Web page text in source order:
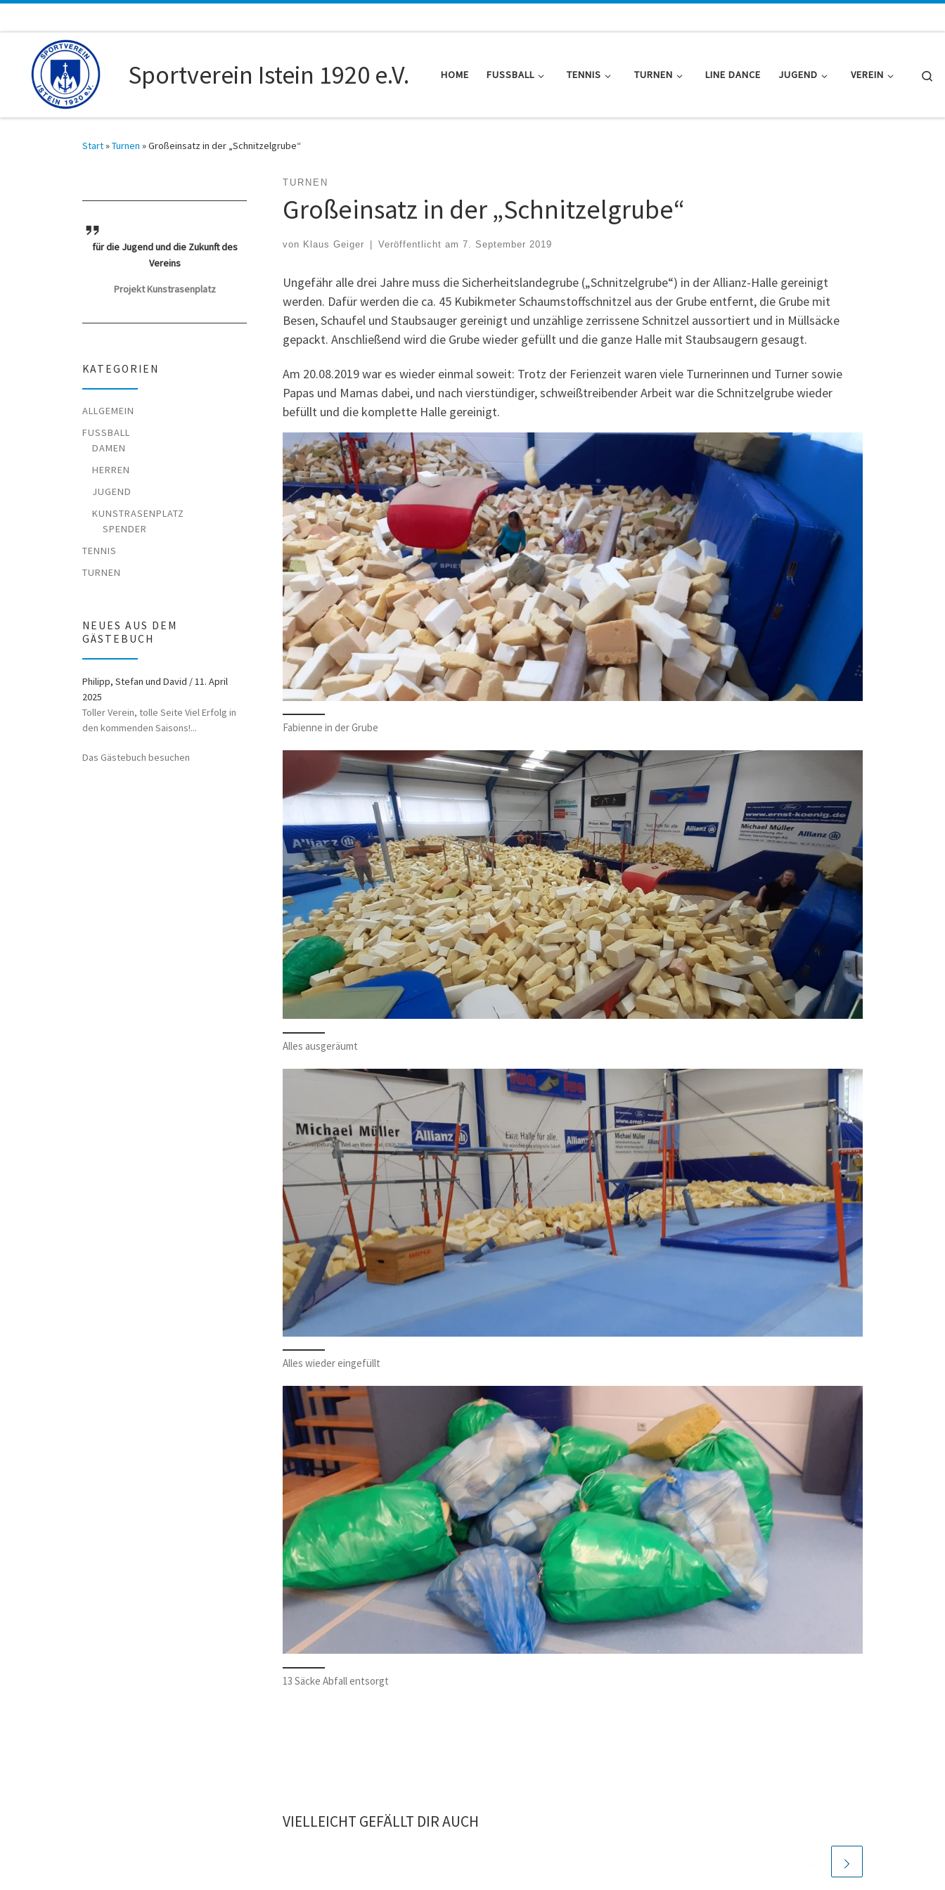
Sportverein Istein 1920 e.V. HOME FUSSBALL TENNIS TURNEN LINE DANCE JUGEND VEREIN
Start»Turnen »Großeinsatz in der „Schnitzelgrube“
TURNEN
Großeinsatz in der „Schnitzelgrube“
von Klaus Geiger Veröffentlicht am 7. September 2019
Ungefähr alle drei Jahre muss die Sicherheitslandegrube („Schnitzelgrube“) in der Allianz-Halle gereinigt
werden. Dafür werden die ca. 45 Kubikmeter Schaumstoffschnitzel aus der Grube entfernt, die Grube mit
Besen, Schaufel und Staubsauger gereinigt und unzählige zerrissene Schnitzel aussortiert und in Müllsäcke
gepackt. Anschließend wird die Grube wieder gefüllt und die ganze Halle mit Staubsaugern gesaugt.
Am 20.08.2019 war es wieder einmal soweit: Trotz der Ferienzeit waren viele Turnerinnen und Turner sowie
Papas und Mamas dabei, und nach vierstündiger, schweißtreibender Arbeit war die Schnitzelgrube wieder
befüllt und die komplette Halle gereinigt.
Fabienne in der Grube
Alles ausgeräumt
Alles wieder eingefüllt
13 Säcke Abfall entsorgt
VIELLEICHT GEFÄLLT DIR AUCH
für die Jugend und die Zukunft des
Vereins
Projekt Kunstrasenplatz
KATEGORIEN
ALLGEMEIN
FUSSBALL
DAMEN
HERREN
JUGEND
KUNSTRASENPLATZ
SPENDER
TENNIS
TURNEN
NEUES AUS DEM
GÄSTEBUCH
Philipp, Stefan und David / 11. April
2025
Toller Verein, tolle Seite Viel Erfolg in
den kommenden Saisons!...
Hannes /31. Oktober 2019
Tolle Verein!
Das Gästebuch besuchen